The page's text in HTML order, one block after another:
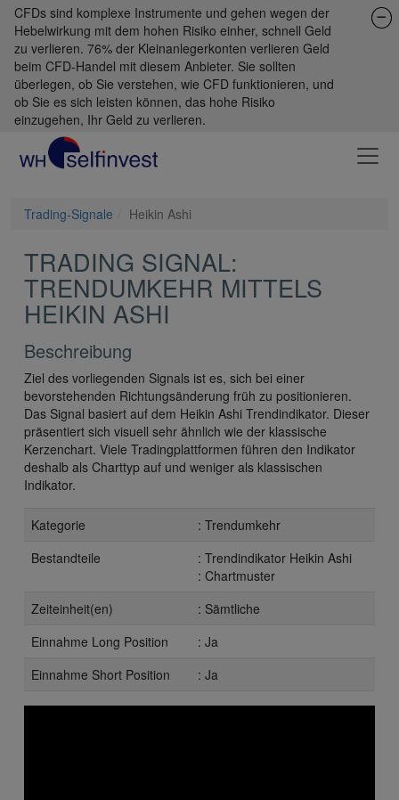
CFDs sind komplexe Instrumente und gehen wegen der
Hebelwirkung mit dem hohen Risiko einher, schnell Geld
zu verlieren. 76% der Kleinanlegerkonten verlieren Geld
beim CFD-Handel mit diesem Anbieter. Sie sollten
überlegen, ob Sie verstehen, wie CFD funktionieren, und
ob Sie es sich leisten können, das hohe Risiko
einzugehen, Ihr Geld zu verlieren.
Trading-Signale Heikin Ashi
TRADING SIGNAL:
TRENDUMKEHR MITTELS
HEIKIN ASHI
Beschreibung
Ziel des vorliegenden Signals ist es, sich bei einer
bevorstehenden Richtungsänderung früh zu positionieren.
Das Signal basiert auf dem Heikin Ashi Trendindikator. Dieser
präsentiert sich visuell sehr ähnlich wie der klassische
Kerzenchart. Viele Tradingplattformen führen den Indikator
deshalb als Charttyp auf und weniger als klassischen
Indikator.
Kategorie
: Trendumkehr
Bestandteile
: Trendindikator Heikin Ashi
: Chartmuster
Zeiteinheit(en)
: Sämtliche
Einnahme Long Position
: Ja
Einnahme Short Position
: Ja